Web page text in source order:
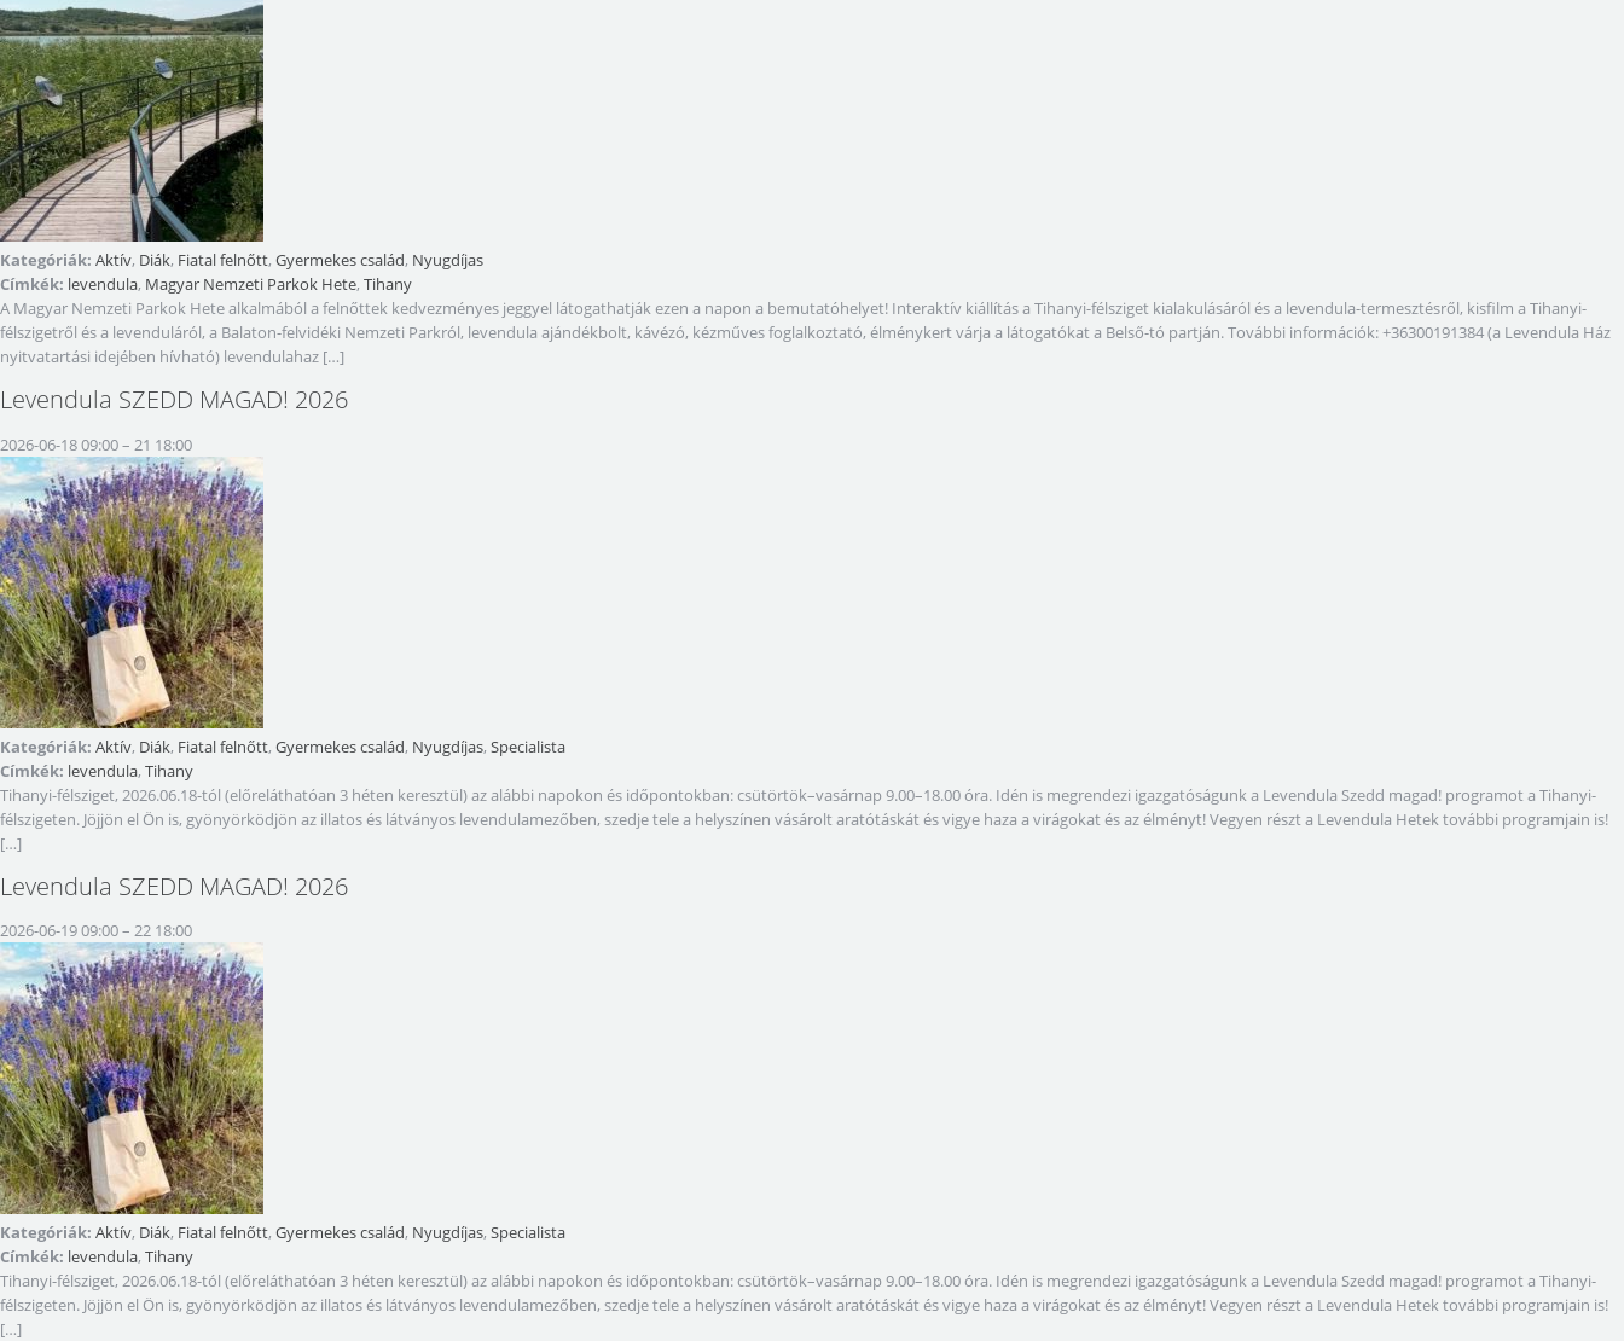
Kategóriák: Aktív, Diák, Fiatal felnőtt, Gyermekes család, Nyugdíjas
Címkék: levendula, Magyar Nemzeti Parkok Hete, Tihany
A Magyar Nemzeti Parkok Hete alkalmából a felnőttek kedvezményes jeggyel látogathatják ezen a napon a bemutatóhelyet! Interaktív kiállítás a Tihanyi-félsziget kialakulásáról és a levendula-termesztésről, kisfilm a Tihanyi-
félszigetről és a levenduláról, a Balaton-felvidéki Nemzeti Parkról, levendula ajándékbolt, kávézó, kézműves foglalkoztató, élménykert várja a látogatókat a Belső-tó partján. További információk: +36300191384 (a Levendula Ház
nyitvatartási idejében hívható) levendulahaz […]
Levendula SZEDD MAGAD! 2026
2026-06-18 09:00– 21 18:00
Kategóriák: Aktív, Diák, Fiatal felnőtt, Gyermekes család, Nyugdíjas, Specialista
Címkék: levendula, Tihany
Tihanyi-félsziget, 2026.06.18-tól (előreláthatóan 3 héten keresztül) az alábbi napokon és időpontokban: csütörtök–vasárnap 9.00–18.00 óra. Idén is megrendezi igazgatóságunk a Levendula Szedd magad! programot a Tihanyi-
félszigeten. Jöjjön el Ön is, gyönyörködjön az illatos és látványos levendulamezőben, szedje tele a helyszínen vásárolt aratótáskát és vigye haza a virágokat és az élményt! Vegyen részt a Levendula Hetek további programjain is!
[…]
Levendula SZEDD MAGAD! 2026
2026-06-19 09:00– 22 18:00
Kategóriák: Aktív, Diák, Fiatal felnőtt, Gyermekes család, Nyugdíjas, Specialista
Címkék: levendula, Tihany
Tihanyi-félsziget, 2026.06.18-tól (előreláthatóan 3 héten keresztül) az alábbi napokon és időpontokban: csütörtök–vasárnap 9.00–18.00 óra. Idén is megrendezi igazgatóságunk a Levendula Szedd magad! programot a Tihanyi-
félszigeten. Jöjjön el Ön is, gyönyörködjön az illatos és látványos levendulamezőben, szedje tele a helyszínen vásárolt aratótáskát és vigye haza a virágokat és az élményt! Vegyen részt a Levendula Hetek további programjain is!
[…]